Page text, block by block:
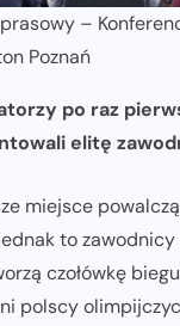
–
Poznań
po raz
elitę
miejsce
to zawodnicy
czołówkę
polscy